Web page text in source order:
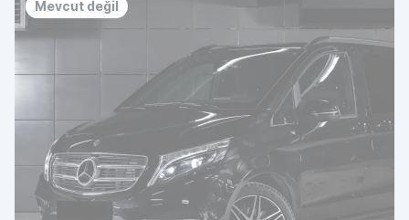
Priority
No deposit
Mevcut değil